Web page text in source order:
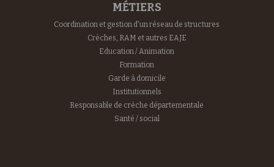
MÉTIERS
Coordination et gestion d'un réseau de structures
Crèches, RAM et autres EAJE
Education / Animation
Formation
Garde à domicile
Institutionnels
Responsable de crèche départementale
Santé / social